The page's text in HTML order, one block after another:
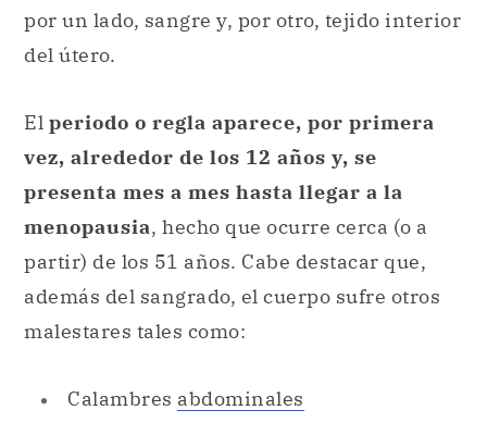
por un lado, sangre y, por otro, tejido interior
del útero.
El periodo o regla aparece, por primera
vez, alrededor de los 12 años y, se
presenta mes a mes hasta llegar a la
menopausia, hecho que ocurre cerca (o a
partir) de los 51 años. Cabe destacar que,
además del sangrado, el cuerpo sufre otros
malestares tales como:
Calambres abdominales